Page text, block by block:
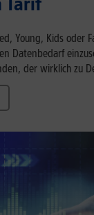
Tarif
Young, Kids oder
Datenbedarf
der wirklich zu